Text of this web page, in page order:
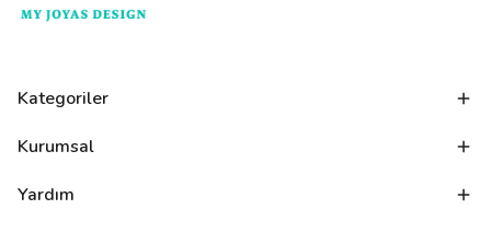
Kategoriler
Kurumsal
Yardım